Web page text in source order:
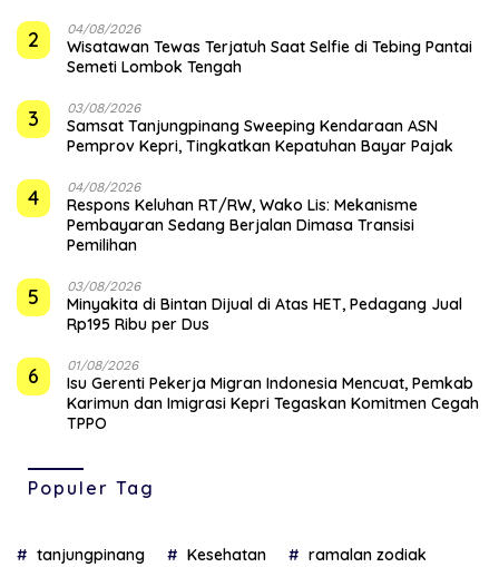
2 04/08/2026
Wisatawan Tewas Terjatuh Saat Selfie di Tebing Pantai
Semeti Lombok Tengah
3 03/08/2026
Samsat Tanjungpinang Sweeping Kendaraan ASN
Pemprov Kepri, Tingkatkan Kepatuhan Bayar Pajak
4 04/08/2026
‎Respons Keluhan RT/RW, Wako Lis: Mekanisme
Pembayaran Sedang Berjalan Dimasa Transisi
Pemilihan
5 03/08/2026
Minyakita di Bintan Dijual di Atas HET, Pedagang Jual
Rp195 Ribu per Dus
6 01/08/2026
Isu Gerenti Pekerja Migran Indonesia Mencuat, Pemkab
Karimun dan Imigrasi Kepri Tegaskan Komitmen Cegah
TPPO
Populer Tag
tanjungpinang Kesehatan ramalan zodiak